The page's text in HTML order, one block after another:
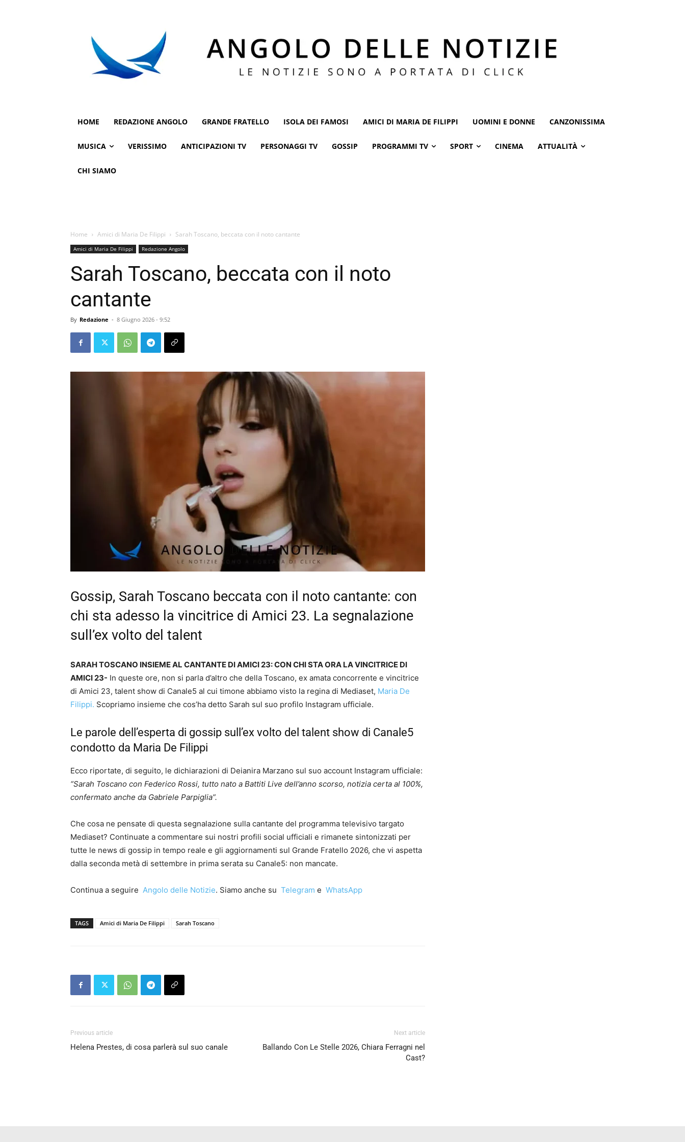
HOME REDAZIONE ANGOLO GRANDE FRATELLO ISOLA DEI FAMOSI AMICI DI MARIA DE FILIPPI UOMINI E DONNE CANZONISSIMA
MUSICA VERISSIMO ANTICIPAZIONI TV PERSONAGGI TV GOSSIP PROGRAMMI TV SPORT CINEMA ATTUALITÀ
CHI SIAMO
Home Amici di Maria De Filippi Sarah Toscano, beccata con il noto cantante
Amici di Maria De Filippi Redazione Angolo
Sarah Toscano, beccata con il noto
cantante
By Redazione - 8 Giugno 2026 - 9:52
Gossip, Sarah Toscano beccata con il noto cantante: con
chi sta adesso la vincitrice di Amici 23. La segnalazione
sull’ex volto del talent
SARAH TOSCANO INSIEME AL CANTANTE DI AMICI 23: CON CHI STA ORA LA VINCITRICE DI
AMICI 23- In queste ore, non si parla d’altro che della Toscano, ex amata concorrente e vincitrice
di Amici 23, talent show di Canale5 al cui timone abbiamo visto la regina di Mediaset, Maria De
Filippi. Scopriamo insieme che cos’ha detto Sarah sul suo profilo Instagram ufficiale.
Le parole dell’esperta di gossip sull’ex volto del talent show di Canale5
condotto da Maria De Filippi
Ecco riportate, di seguito, le dichiarazioni di Deianira Marzano sul suo account Instagram ufficiale:
“Sarah Toscano con Federico Rossi, tutto nato a Battiti Live dell’anno scorso, notizia certa al 100%,
confermato anche da Gabriele Parpiglia”.
Che cosa ne pensate di questa segnalazione sulla cantante del programma televisivo targato
Mediaset? Continuate a commentare sui nostri profili social ufficiali e rimanete sintonizzati per
tutte le news di gossip in tempo reale e gli aggiornamenti sul Grande Fratello 2026, che vi aspetta
dalla seconda metà di settembre in prima serata su Canale5: non mancate.
Continua a seguire Angolo delle Notizie. Siamo anche su Telegram e WhatsApp
TAGS Amici di Maria De Filippi Sarah Toscano
Previous article
Helena Prestes, di cosa parlerà sul suo canale
Next article
Ballando Con Le Stelle 2026, Chiara Ferragni nel
Cast?